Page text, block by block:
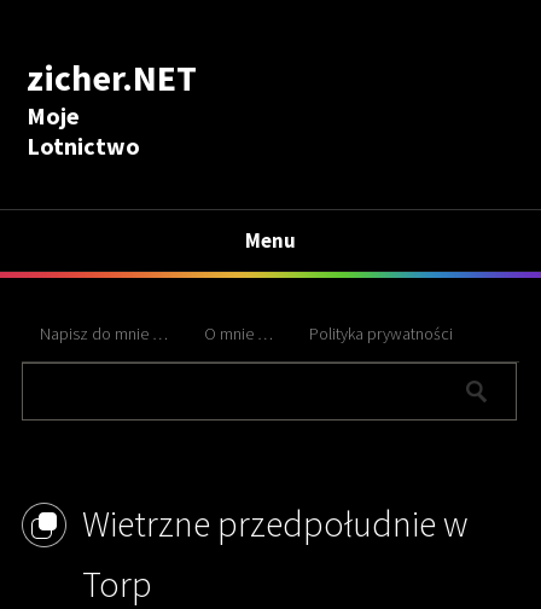
zicher.NET
Moje
Lotnictwo
Menu
Napisz do mnie … O mnie … Polityka prywatności
Wietrzne przedpołudnie w
Torp